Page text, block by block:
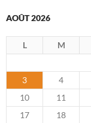
AOÛT 2026
L M
3
4
10
11
17
18